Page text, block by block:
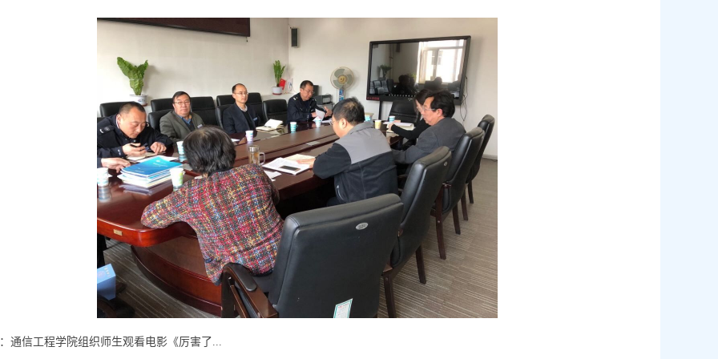
通信工程学院组织师生观看电影《厉害了...